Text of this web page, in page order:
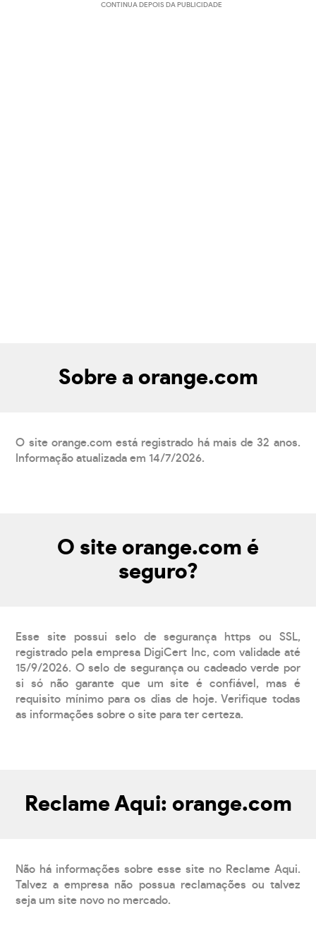
CONTINUA DEPOIS DA PUBLICIDADE
Sobre a orange.com
O site orange.com está registrado há mais de 32 anos.
Informação atualizada em 14/7/2026.
O site orange.com é
seguro?
Esse site possui selo de segurança https ou SSL,
registrado pela empresa DigiCert Inc, com validade até
15/9/2026. O selo de segurança ou cadeado verde por
si só não garante que um site é confiável, mas é
requisito mínimo para os dias de hoje. Verifique todas
as informações sobre o site para ter certeza.
Reclame Aqui: orange.com
Não há informações sobre esse site no Reclame Aqui.
Talvez a empresa não possua reclamações ou talvez
seja um site novo no mercado.